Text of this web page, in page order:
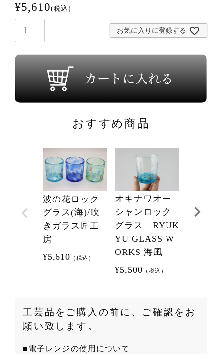
¥5,610 税込
お気に入りに登録する
おすすめ商品
波の花ロック
グラス(海)/吹
きガラス匠工
房
¥5,610 （税込）
オキナワオー
シャンロック
グラス RYUK
YU GLASS W
ORKS 海風
¥5,500 （税込）
グラ
工芸品をご購入の前に、ご確認をお
願い致します。
■電子レンジの使用について